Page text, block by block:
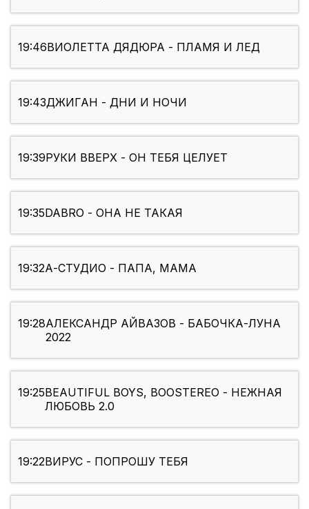
19:46ВИОЛЕТТА ДЯДЮРА - ПЛАМЯ И ЛЕД
19:43ДЖИГАН - ДНИ И НОЧИ
19:39РУКИ ВВЕРХ - ОН ТЕБЯ ЦЕЛУЕТ
19:35DABRO - ОНА НЕ ТАКАЯ
19:32А-СТУДИО - ПАПА, МАМА
19:28АЛЕКСАНДР АЙВАЗОВ - БАБОЧКА-ЛУНА
2022
19:25BEAUTIFUL BOYS, BOOSTEREO - НЕЖНАЯ
ЛЮБОВЬ 2.0
19:22ВИРУС - ПОПРОШУ ТЕБЯ